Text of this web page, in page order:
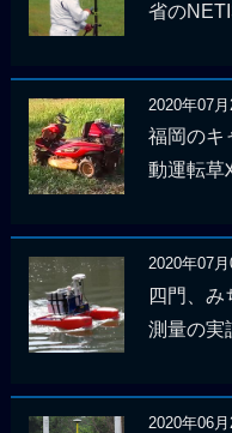
省の
2020年07月
福岡のキ
動運転草
2020年07月
四門、
測量の実
2020年06月